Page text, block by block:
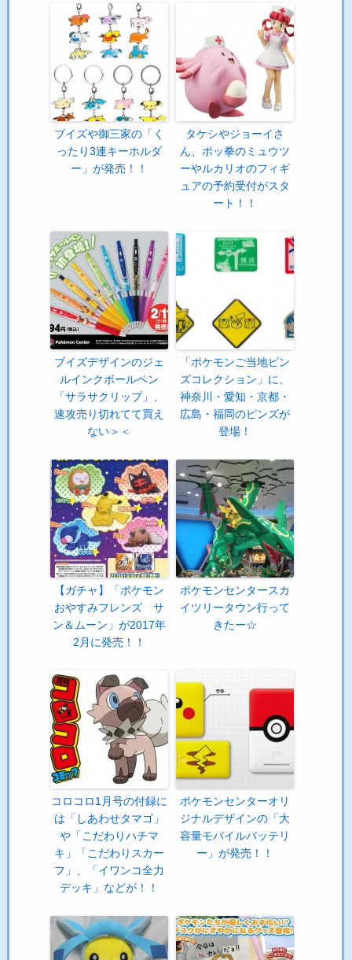
ブイズや御三家の「く
ったり3連キーホルダ
ー」が発売！！
タケシやジョーイさ
ん、ポッ拳のミュウツ
ーやルカリオのフィギ
ュアの予約受付がスタ
ート！！
ブイズデザインのジェ
ルインクボールペン
「サラサクリップ」、
速攻売り切れてて買え
ない＞＜
「ポケモンご当地ピン
ズコレクション」に、
神奈川・愛知・京都・
広島・福岡のピンズが
登場！
【ガチャ】「ポケモン
おやすみフレンズ サ
ン＆ムーン」が2017年
2月に発売！！
ポケモンセンタースカ
イツリータウン行って
きたー☆
コロコロ1月号の付録に
は「しあわせタマゴ」
や「こだわりハチマ
キ」「こだわりスカー
フ」、「イワンコ全力
デッキ」などが！！
ポケモンセンターオリ
ジナルデザインの「大
容量モバイルバッテリ
ー」が発売！！